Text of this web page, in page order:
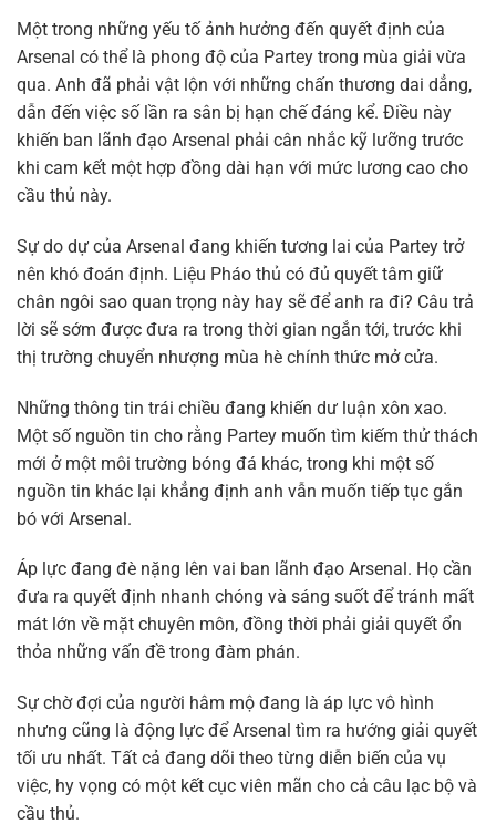
Một trong những yếu tố ảnh hưởng đến quyết định của
Arsenal có thể là phong độ của Partey trong mùa giải vừa
qua. Anh đã phải vật lộn với những chấn thương dai dẳng,
dẫn đến việc số lần ra sân bị hạn chế đáng kể. Điều này
khiến ban lãnh đạo Arsenal phải cân nhắc kỹ lưỡng trước
khi cam kết một hợp đồng dài hạn với mức lương cao cho
cầu thủ này.
Sự do dự của Arsenal đang khiến tương lai của Partey trở
nên khó đoán định. Liệu Pháo thủ có đủ quyết tâm giữ
chân ngôi sao quan trọng này hay sẽ để anh ra đi? Câu trả
lời sẽ sớm được đưa ra trong thời gian ngắn tới, trước khi
thị trường chuyển nhượng mùa hè chính thức mở cửa.
Những thông tin trái chiều đang khiến dư luận xôn xao.
Một số nguồn tin cho rằng Partey muốn tìm kiếm thử thách
mới ở một môi trường bóng đá khác, trong khi một số
nguồn tin khác lại khẳng định anh vẫn muốn tiếp tục gắn
bó với Arsenal.
Áp lực đang đè nặng lên vai ban lãnh đạo Arsenal. Họ cần
đưa ra quyết định nhanh chóng và sáng suốt để tránh mất
mát lớn về mặt chuyên môn, đồng thời phải giải quyết ổn
thỏa những vấn đề trong đàm phán.
Sự chờ đợi của người hâm mộ đang là áp lực vô hình
nhưng cũng là động lực để Arsenal tìm ra hướng giải quyết
tối ưu nhất. Tất cả đang dõi theo từng diễn biến của vụ
việc, hy vọng có một kết cục viên mãn cho cả câu lạc bộ và
cầu thủ.